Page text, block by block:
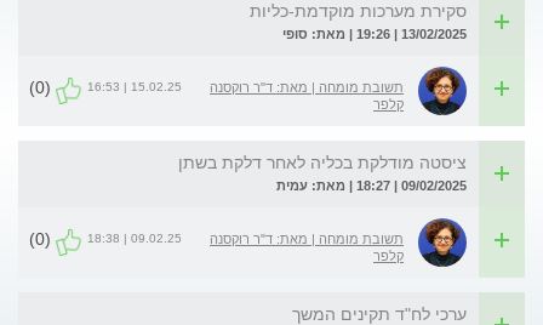
סקירת מערכות מוקדמת-כליות
13/02/2025 | 19:26 | מאת: סופי
תשובת מומחה | מאת: ד"ר רוקסנה
קלפר
15.02.25 | 16:53
(0)
ציסטה מודלקת בכליה לאחר דלקת בשתן
09/02/2025 | 18:27 | מאת: עמית
תשובת מומחה | מאת: ד"ר רוקסנה
קלפר
09.02.25 | 18:38
(0)
ערכי לח"ד תקינים המשך